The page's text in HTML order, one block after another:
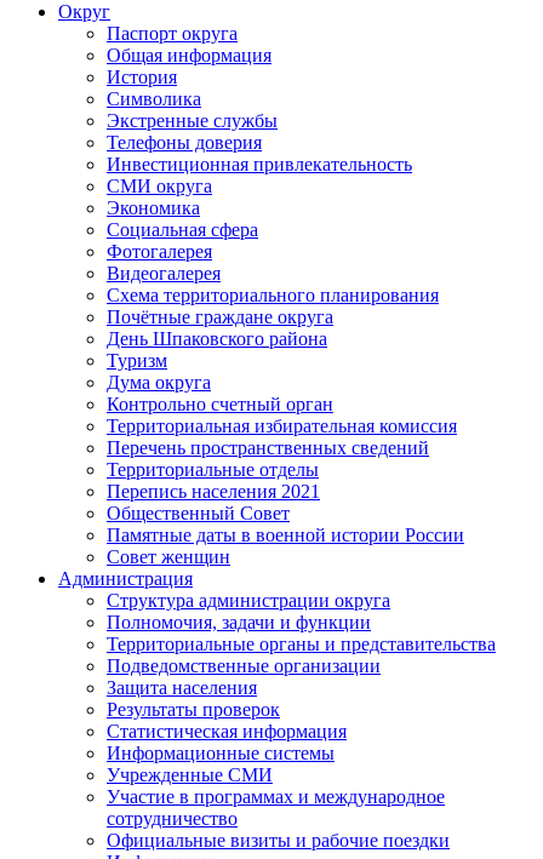
Округ
Паспорт округа
Общая информация
История
Символика
Экстренные службы
Телефоны доверия
Инвестиционная привлекательность
СМИ округа
Экономика
Социальная сфера
Фотогалерея
Видеогалерея
Схема территориального планирования
Почётные граждане округа
День Шпаковского района
Туризм
Дума округа
Контрольно счетный орган
Территориальная избирательная комиссия
Перечень пространственных сведений
Территориальные отделы
Перепись населения 2021
Общественный Совет
Памятные даты в военной истории России
Совет женщин
Администрация
Структура администрации округа
Полномочия, задачи и функции
Территориальные органы и представительства
Подведомственные организации
Защита населения
Результаты проверок
Статистическая информация
Информационные системы
Учрежденные СМИ
Участие в программах и международное
сотрудничество
Официальные визиты и рабочие поездки